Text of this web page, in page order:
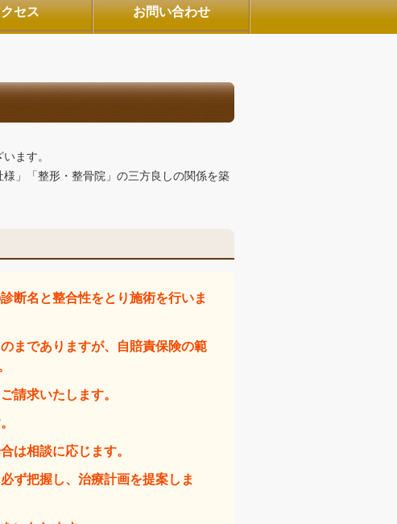
セス お問い合わせ
ます。
」「整形・整骨院」の三方良しの関係を築
断名と整合性をとり施術を行いま
までありますが、自賠責保険の範
請求いたします。
は相談に応じます。
ず把握し、治療計画を提案しま